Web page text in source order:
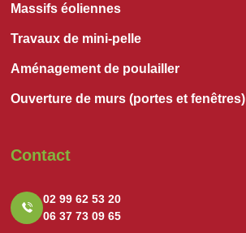
Massifs éoliennes
Travaux de mini-pelle
Aménagement de poulailler
Ouverture de murs (portes et fenêtres)
Contact
02 99 62 53 20
06 37 73 09 65